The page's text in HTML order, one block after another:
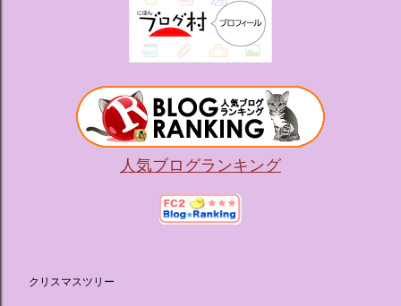
感を味わいながら進んでいきます。ロビーではお花をまとっ
たポムポムプリンが出迎えてくれます。 幻想的な共有スペー
ス ：きらめく光に満ちたガーデンや、美しいボールルーム
ーチ（ポチャッコの隣に座れるエリア）など、写真映え間違
いなしの空間が広がります。 🛌 2. 個性あふれる「9つの客室
（テーマルーム）」 イベントの目玉となるのが、サンリオの
人気キャラクターたちがそれぞれの“好き”や理想を詰め込ん
でデザインした客室のエリアです。 ハローキティ...
人気ブログランキング
クリスマスツリー